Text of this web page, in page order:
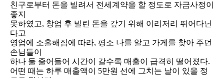
친구로부터 돈을 빌려서 전세계약을 할 정도로 자금사정이
좋지
못하였고, 창업 후 빌린 돈을 갚기 위해 이리저리 뛰어다닌
다고
영업에 소홀해짐에 따라, 평소 나를 알고 가게를 찾아 주던
손님들이
하나 둘 줄어들어 시간이 갈수록 매출이 급격히 떨어졌다.
어떤 때는 하루 매출액이 5만원 선에 그치는 날이 있을 정